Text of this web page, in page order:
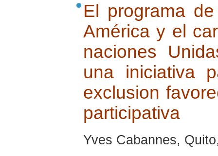
El programa
América y el
naciones
una iniciativa
exclusion
participativa
Yves Cabannes,